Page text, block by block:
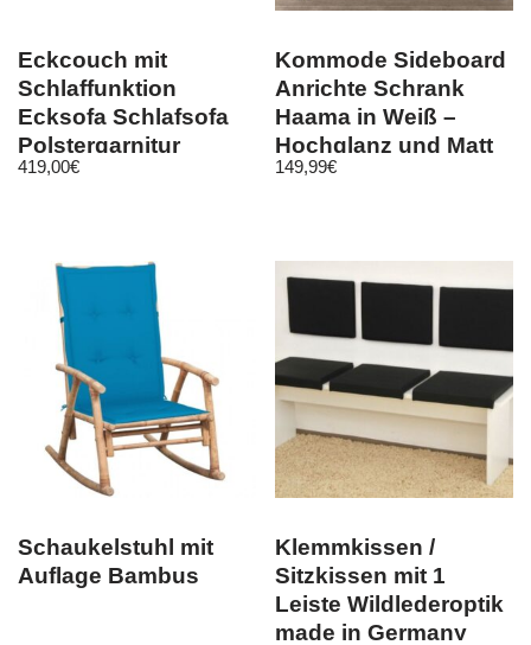
Eckcouch mit
Schlaffunktion
Ecksofa Schlafsofa
Polstergarnitur
Wohnzimmer Carl
419,00€
Kommode Sideboard
Anrichte Schrank
Haama in Weiß –
Hochglanz und Matt
149,99€
Schaukelstuhl mit
Auflage Bambus
Klemmkissen /
Sitzkissen mit 1
Leiste Wildlederoptik
made in Germany